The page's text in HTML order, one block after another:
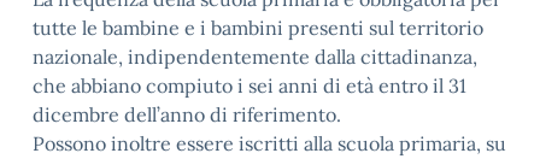
tutte le bambine e i bambini presenti sul territorio
nazionale, indipendentemente dalla cittadinanza,
che abbiano compiuto i sei anni di età entro il 31
dicembre dell’anno di riferimento.
Possono inoltre essere iscritti alla scuola primaria, su